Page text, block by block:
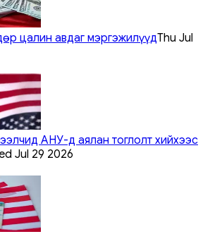
цалин авдаг мэргэжилүүдThu Jul
АНУ-д аялан тоглолт хийхээс
Jul 29 2026